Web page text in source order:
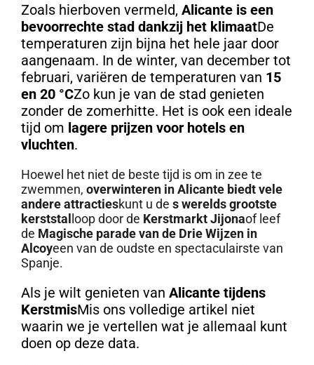
Zoals hierboven vermeld, Alicante is een
bevoorrechte stad dankzij het klimaatDe
temperaturen zijn bijna het hele jaar door
aangenaam. In de winter, van december tot
februari, variëren de temperaturen van 15
en 20 °CZo kun je van de stad genieten
zonder de zomerhitte. Het is ook een ideale
tijd om lagere prijzen voor hotels en
vluchten.
Hoewel het niet de beste tijd is om in zee te
zwemmen, overwinteren in Alicante biedt vele
andere attractieskunt u de s werelds grootste
kerststalloop door de Kerstmarkt Jijonaof leef
de Magische parade van de Drie Wijzen in
Alcoyeen van de oudste en spectaculairste van
Spanje.
Als je wilt genieten van Alicante tijdens
KerstmisMis ons volledige artikel niet
waarin we je vertellen wat je allemaal kunt
doen op deze data.